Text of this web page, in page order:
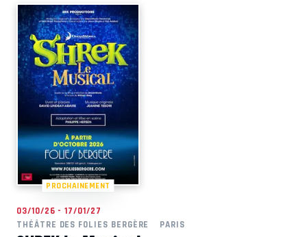
PROCHAINEMENT
03/10/26 - 17/01/27
THÉÂTRE DES FOLIES BERGÈRE
PARIS